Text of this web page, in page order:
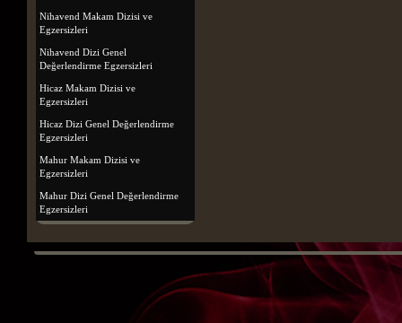
Nihavend Makam Dizisi ve
Egzersizleri
Nihavend Dizi Genel
Değerlendirme Egzersizleri
Hicaz Makam Dizisi ve
Egzersizleri
Hicaz Dizi Genel Değerlendirme
Egzersizleri
Mahur Makam Dizisi ve
Egzersizleri
Mahur Dizi Genel Değerlendirme
Egzersizleri